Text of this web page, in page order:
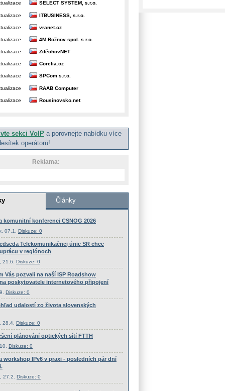
SELECT SYSTEM, s.r.o.
ITBUSINESS, s.r.o.
vranet.cz
4M Rožnov spol. s r.o.
ZděchovNET
Corelia.cz
SPCom s.r.o.
RAAB Computer
Rousinovsko.net
sekci VoIP a porovnejte nabídku více
operátorů!
Reklama: